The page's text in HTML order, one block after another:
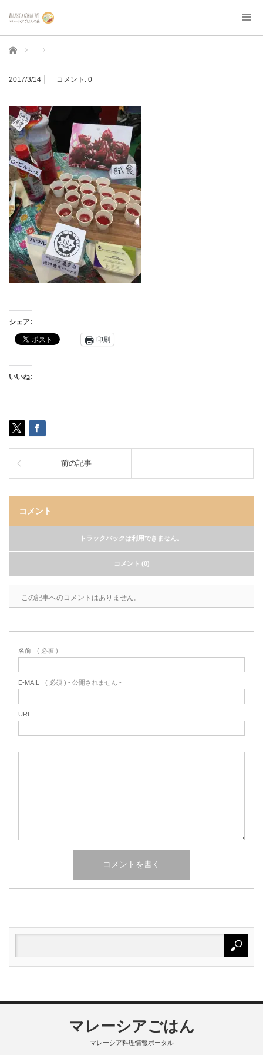
ホーム
2017/3/14 コメント: 0
シェア:
印刷
いいね:
前の記事
コメント
トラックバックは利用できません。
コメント (0)
この記事へのコメントはありません。
名前 ( 必須 )
E-MAIL ( 必須 ) - 公開されません -
URL
マレーシアごはん
マレーシア料理情報ポータル